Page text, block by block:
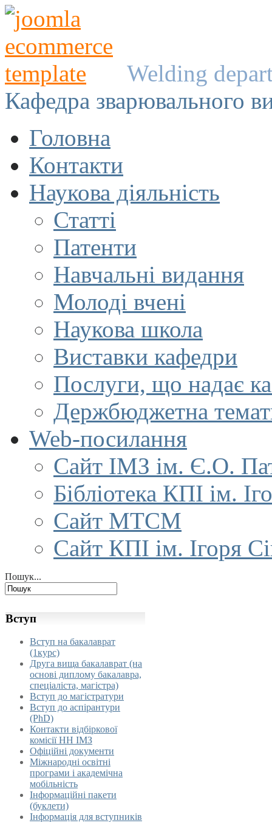
Welding
Кафедра зварювального
Головна
Контакти
Наукова діяльність
Статті
Патенти
Навчальні видання
Молоді вчені
Наукова школа
Виставки кафедри
Послуги, що надає
Держбюджетна
Web-посилання
Сайт ІМЗ ім. Є.О.
Бібліотека КПІ ім.
Сайт МТСМ
Сайт КПІ ім. Ігоря
Пошук...
Вступ
Вступ на бакалаврат
(1курс)
Друга вища бакалаврат (на
основі диплому бакалавра,
спеціаліста, магістра)
Вступ до магістратури
Вступ до аспірантури
(PhD)
Контакти відбіркової
комісії НН ІМЗ
Офіційні документи
Міжнародні освітні
програми і академічна
мобільність
Інформаційні пакети
(буклети)
Інформація для вступників